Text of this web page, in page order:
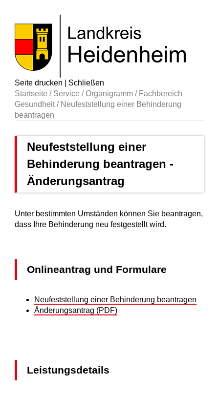
Seite drucken
Schließen
Startseite / Service /Organigramm / Fachbereich
Gesundheit/ Neufeststellung einer Behinderung
beantragen
Neufeststellung einer
Behinderung beantragen -
Änderungsantrag
Unter bestimmten Umständen können Sie beantragen,
dass Ihre Behinderung neu festgestellt wird.
Onlineantrag und Formulare
Neufeststellung einer Behinderung beantragen
Änderungsantrag (PDF)
Leistungsdetails